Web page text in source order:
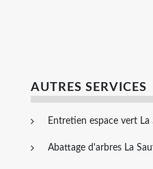
AUTRES SERVICES
Entretien espace vert La
Abattage d'arbres La